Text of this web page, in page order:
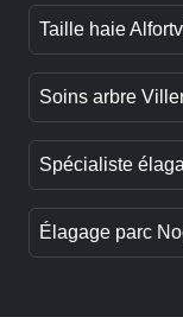
Taille haie
Soins arbre
Spécialiste
Élagage parc